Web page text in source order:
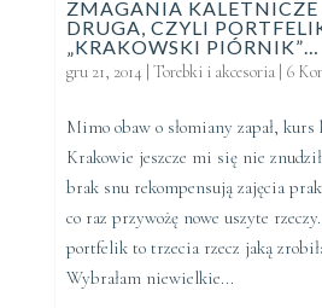
ZMAGANIA KALETNICZE
DRUGA, CZYLI
„KRAKOWSKI PIÓRNIK”…
gru 21, 2014 Torebki i akcesoria| 6
Mimo obaw o słomiany zapał,
Krakowie jeszcze mi się nie
brak snu rekompensują zajęcia
co raz przywożę nowe uszyte
portfelik to trzecia rzecz jaką
Wybrałam niewielkie...